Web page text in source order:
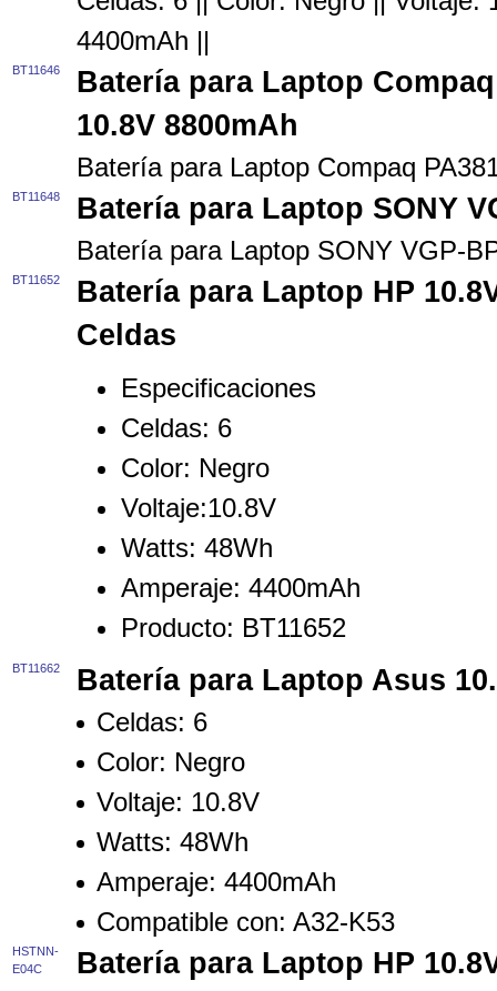
4400mAh ||
BT11646
Batería para Laptop
10.8V 8800mAh
Batería para Laptop Compaq
BT11648 Batería para Laptop SONY
Batería para Laptop SONY VGP-
BT11652
Batería para Laptop HP
Celdas
Especificaciones
Celdas: 6
Color: Negro
Voltaje:10.8V
Watts: 48Wh
Amperaje: 4400mAh
Producto: BT11652
BT11662 Batería para Laptop Asus
Celdas: 6
Color: Negro
Voltaje: 10.8V
Watts: 48Wh
Amperaje: 4400mAh
Compatible con: A32-K53
HSTNN-
E04C
Batería para Laptop HP